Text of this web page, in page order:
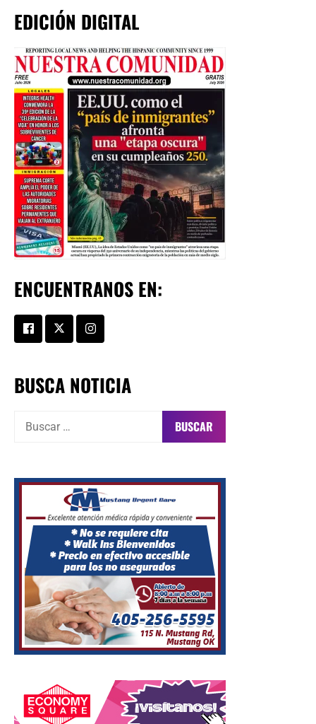
EDICIÓN DIGITAL
ENCUENTRANOS EN:
BUSCA NOTICIA
Buscar: